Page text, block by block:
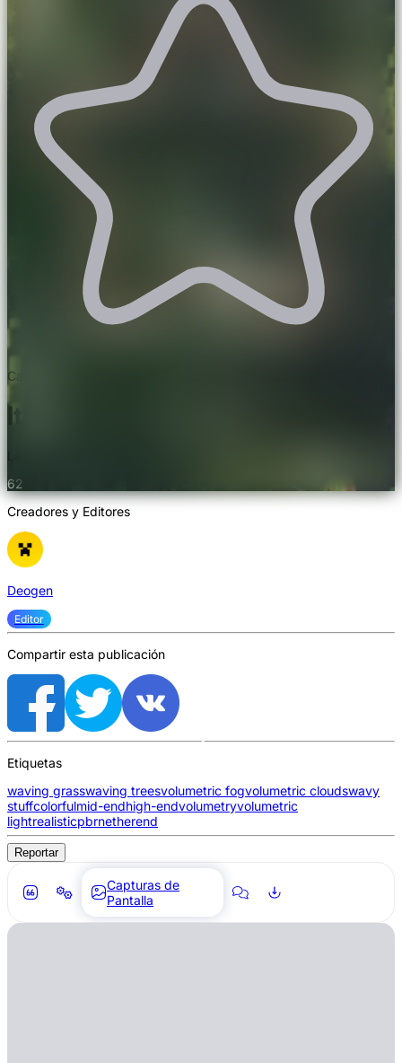
Calificación 4.8/5.0. 30 votos
IterationT v3.0.0. Shaders
62
Creadores y Editores
Deogen
Editor
Compartir esta publicación
Etiquetas
waving grasswaving treesvolumetric fogvolumetric cloudswavy
stuffcolorfulmid-endhigh-endvolumetryvolumetric
lightrealisticpbrnetherend
Reportar
Capturas de
Pantalla